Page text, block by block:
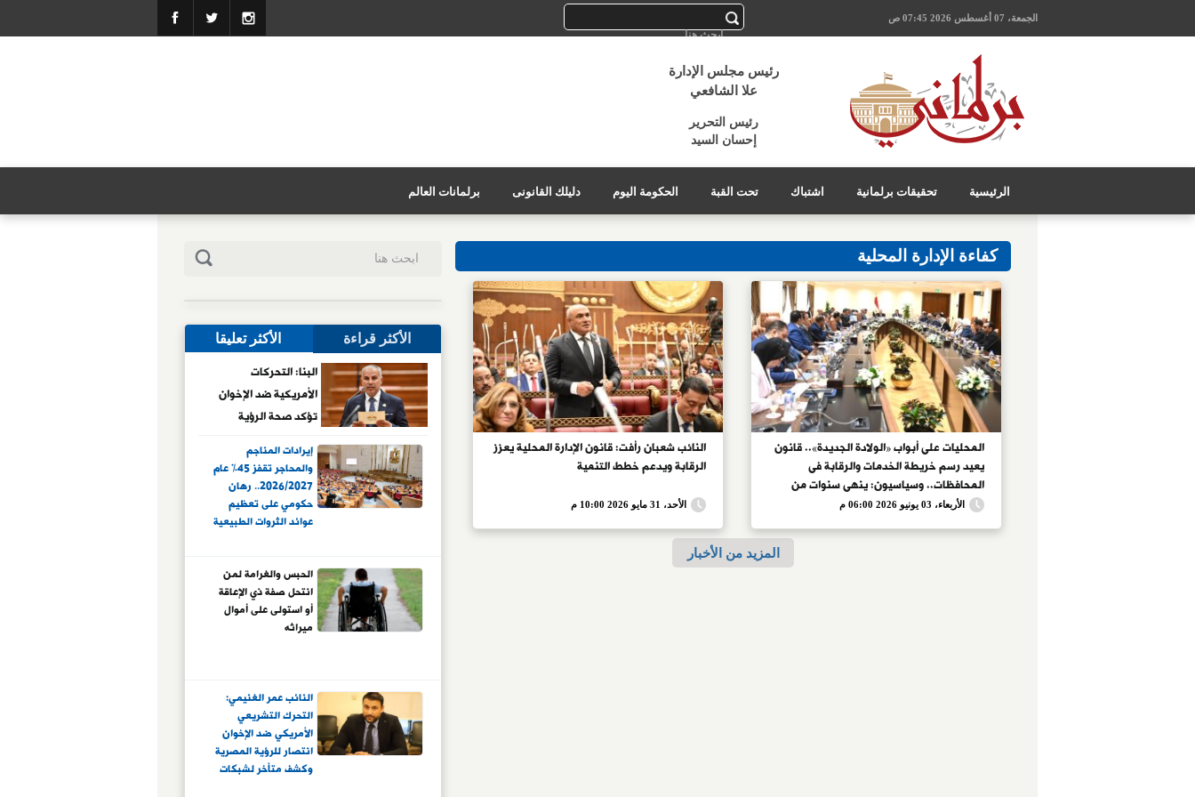
الجمعة، 07 أغسطس 2026 07:45 ص
رئيس مجلس الإدارة
علا الشافعي
رئيس التحرير
إحسان السيد
الرئيسية تحقيقات برلمانية اشتباك تحت القبة الحكومة اليوم دليلك القانونى برلمانات العالم
كفاءة الإدارة المحلية
المحليات على أبواب «الولادة الجديدة».. قانون
يعيد رسم خريطة الخدمات والرقابة فى
المحافظات.. وسياسيون: ينهى سنوات من
المركزية.. ويؤكدون: يمنح المحليات صلاحيات
الأربعاء، 03 يونيو 2026 06:00 م
النائب شعبان رأفت: قانون الإدارة المحلية يعزز
الرقابة ويدعم خطط التنمية
الأحد، 31 مايو 2026 10:00 م
المزيد من الأخبار
الأكثر قراءة الأكثر تعليقا
البنا: التحركات
الأمريكية ضد الإخوان
تؤكد صحة الرؤية
إيرادات المناجم
والمحاجر تقفز 45% عام
2026/2027.. رهان
حكومي على تعظيم
عوائد الثروات الطبيعية
الحبس والغرامة لمن
انتحل صفة ذي الإعاقة
أو استولى على أموال
ميراثه
النائب عمر الغنيمي:
التحرك التشريعي
الأمريكي ضد الإخوان
انتصار للرؤية المصرية
وكشف متأخر لشبكات